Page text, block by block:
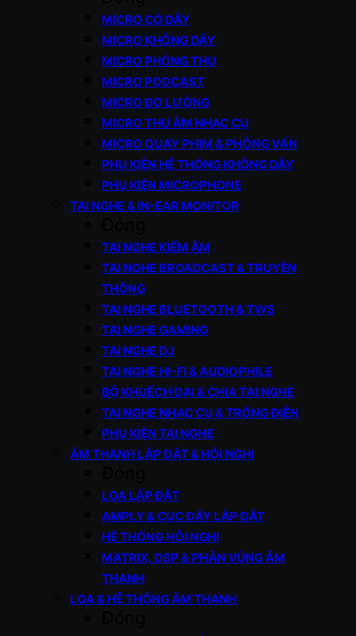
MICRO CÓ DÂY
MICRO KHÔNG DÂY
MICRO PHÒNG THU
MICRO PODCAST
MICRO ĐO LƯỜNG
MICRO THU ÂM NHẠC CỤ
MICRO QUAY PHIM & PHỎNG VẤN
PHỤ KIỆN HỆ THỐNG KHÔNG DÂY
PHỤ KIỆN MICROPHONE
TAI NGHE & IN-EAR MONITOR
TAI NGHE KIỂM ÂM
TAI NGHE BROADCAST & TRUYỀN
THÔNG
TAI NGHE BLUETOOTH & TWS
TAI NGHE GAMING
TAI NGHE DJ
TAI NGHE HI-FI & AUDIOPHILE
BỘ KHUẾCH ĐẠI & CHIA TAI NGHE
TAI NGHE NHẠC CỤ & TRỐNG ĐIỆN
PHỤ KIỆN TAI NGHE
ÂM THANH LẮP ĐẶT & HỘI NGHỊ
LOA LẮP ĐẶT
AMPLY & CỤC ĐẨY LẮP ĐẶT
HỆ THỐNG HỘI NGHỊ
MATRIX, DSP & PHÂN VÙNG ÂM
THANH
LOA & HỆ THỐNG ÂM THANH